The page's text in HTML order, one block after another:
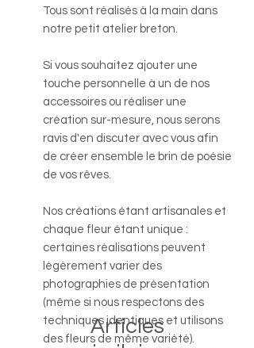
Tous sont réalisés à la main dans
notre petit atelier breton.
Si vous souhaitez ajouter une
touche personnelle à un de nos
accessoires ou réaliser une
création sur-mesure, nous serons
ravis d'en discuter avec vous afin
de créer ensemble le brin de poésie
de vos rêves.
Nos créations étant artisanales et
chaque fleur étant unique :
certaines réalisations peuvent
légèrement varier des
photographies de présentation
(même si nous respectons des
techniques identiques et utilisons
des fleurs de même variété).
Articles